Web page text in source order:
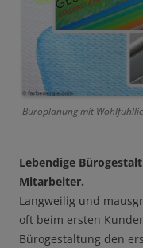
Büroplanung mit
Lebendige
Mitarbeiter.
Langweilig und
oft beim ersten
Bürogestaltung den